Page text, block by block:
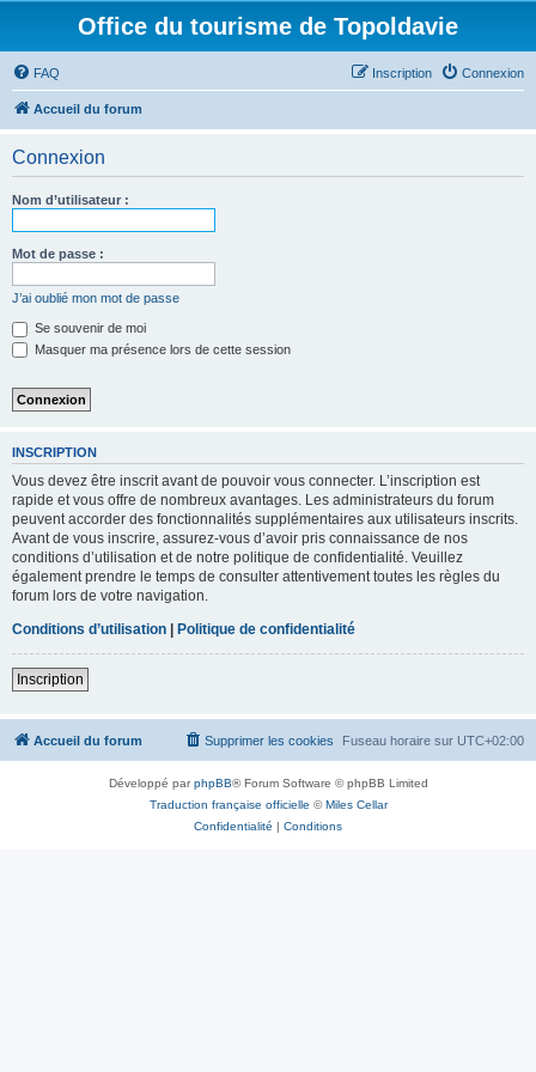
Office du tourisme de Topoldavie
FAQ Connexion
Inscription
Accueil du forum
Connexion
Nom d’utilisateur :
Mot de passe :
J’ai oublié mon mot de passe
Se souvenir de moi
Masquer ma présence lors de cette session
INSCRIPTION
Vous devez être inscrit avant de pouvoir vous connecter. L’inscription est
rapide et vous offre de nombreux avantages. Les administrateurs du forum
peuvent accorder des fonctionnalités supplémentaires aux utilisateurs inscrits.
Avant de vous inscrire, assurez-vous d’avoir pris connaissance de nos
conditions d’utilisation et de notre politique de confidentialité. Veuillez
également prendre le temps de consulter attentivement toutes les règles du
forum lors de votre navigation.
Conditions d’utilisation | Politique de confidentialité
Inscription
Accueil du forum Fuseau horaire sur UTC+02:00
Supprimer les cookies
Développé parphpBB® Forum Software © phpBB Limited
Traduction française officielle ©Miles Cellar
Confidentialité | Conditions